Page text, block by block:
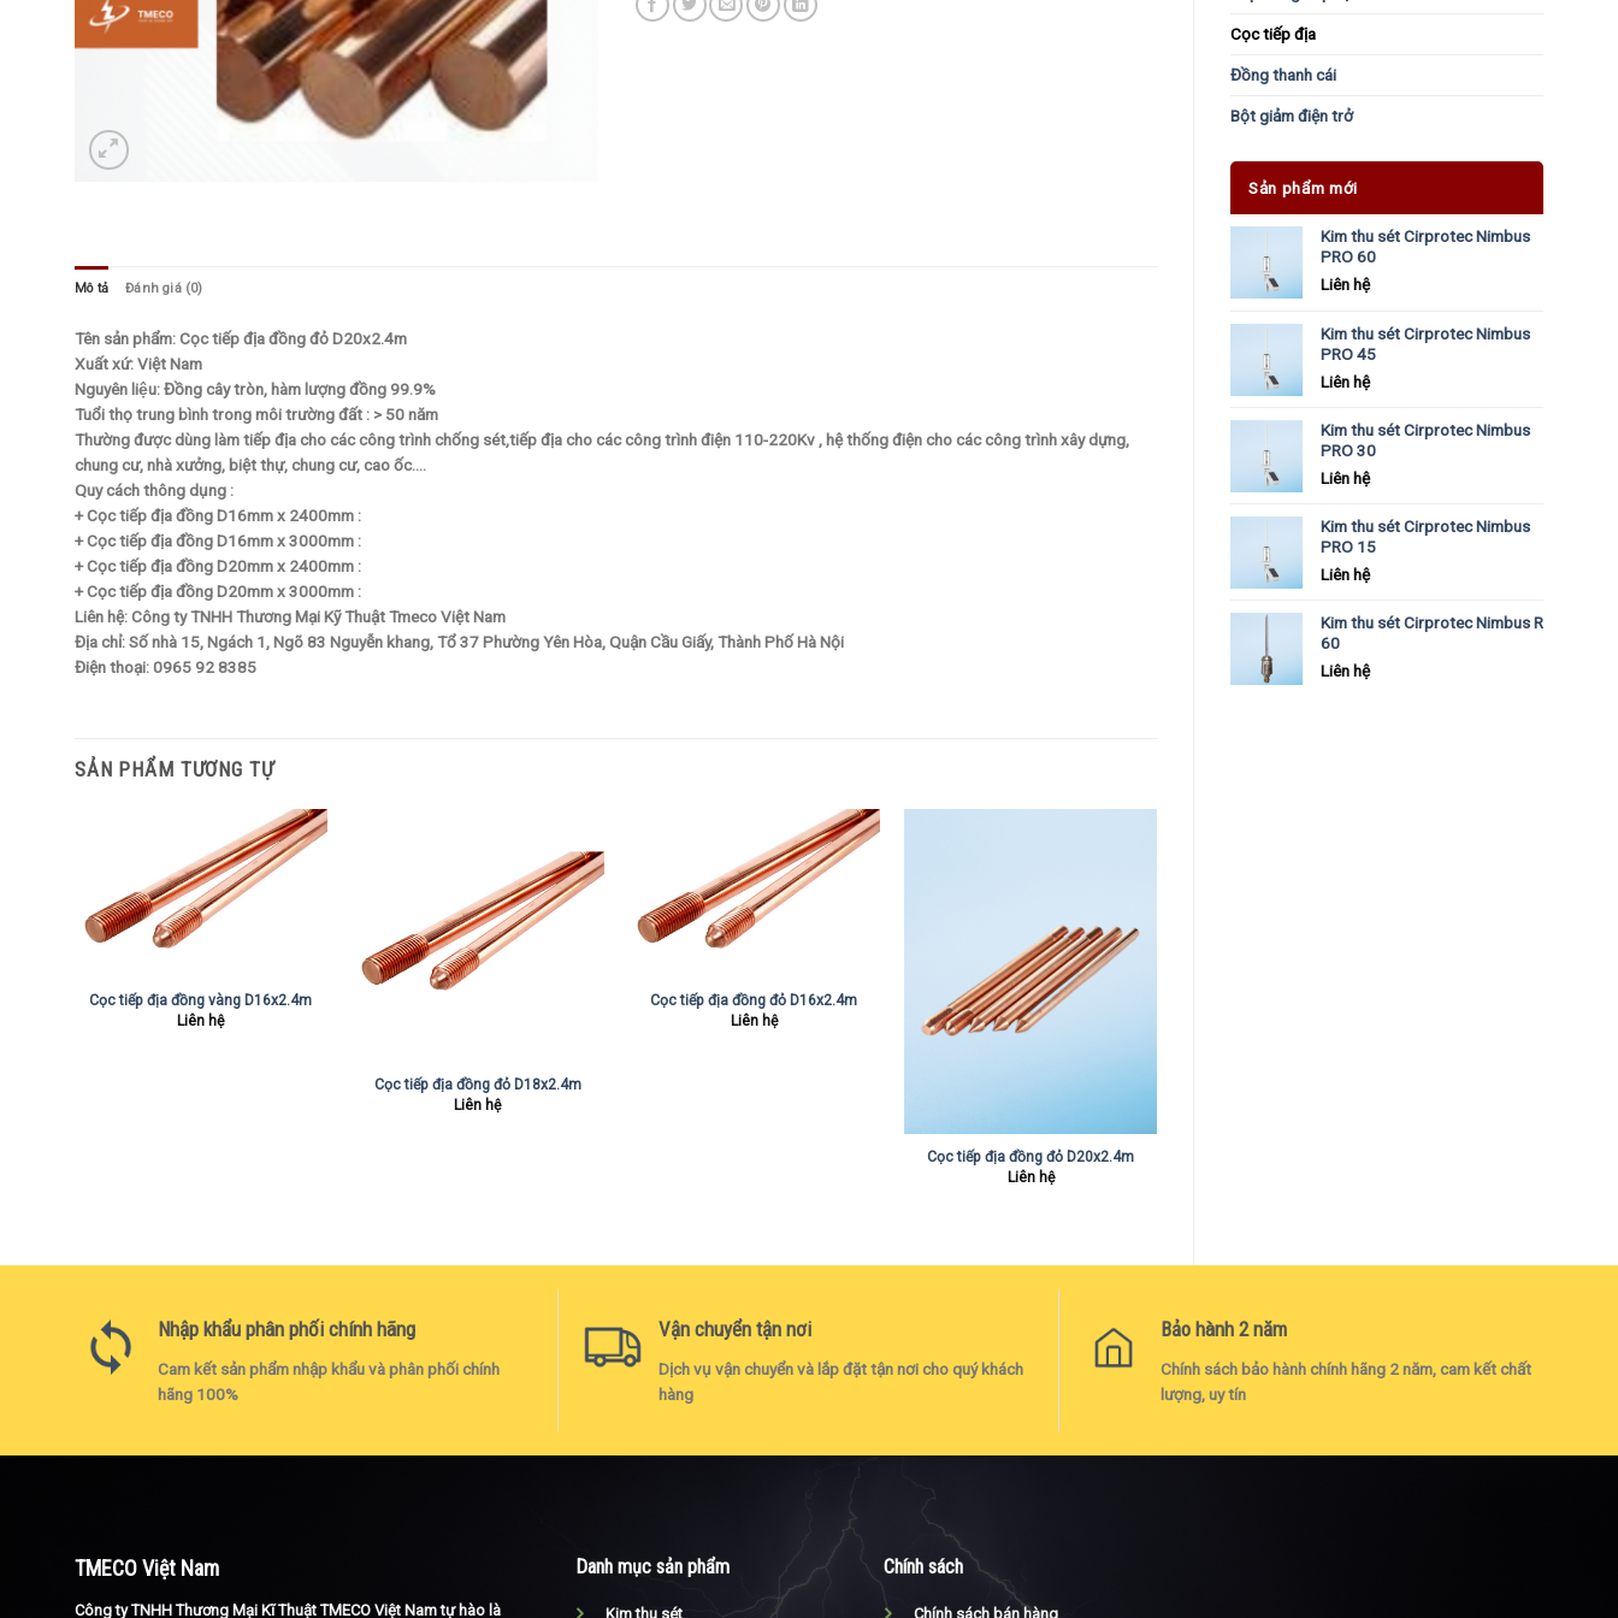
Cọc tiếp địa
Đồng thanh cái
Bột giảm điện trở
Sản phẩm mới
Kim thu sét Cirprotec Nimbus
PRO 60
Liên hệ
Kim thu sét Cirprotec Nimbus
PRO 45
Liên hệ
Kim thu sét Cirprotec Nimbus
PRO 30
Liên hệ
Kim thu sét Cirprotec Nimbus
PRO 15
Liên hệ
Kim thu sét Cirprotec Nimbus R
60
Liên hệ
Mô tả Đánh giá (0)
Tên sản phẩm: Cọc tiếp địa đồng đỏ D20x2.4m
Xuất xứ: Việt Nam
Nguyên liệu: Đồng cây tròn, hàm lượng đồng 99.9%
Tuổi thọ trung bình trong môi trường đất : > 50 năm
Thường được dùng làm tiếp địa cho các công trình chống sét,tiếp địa cho các công trình điện 110-220Kv , hệ thống điện cho các công trình xây dựng,
chung cư, nhà xưởng, biệt thự, chung cư, cao ốc….
Quy cách thông dụng :
+ Cọc tiếp địa đồng D16mm x 2400mm :
+ Cọc tiếp địa đồng D16mm x 3000mm :
+ Cọc tiếp địa đồng D20mm x 2400mm :
+ Cọc tiếp địa đồng D20mm x 3000mm :
Liên hệ: Công ty TNHH Thương Mại Kỹ Thuật Tmeco Việt Nam
Địa chỉ: Số nhà 15, Ngách 1, Ngõ 83 Nguyễn khang, Tổ 37 Phường Yên Hòa, Quận Cầu Giấy, Thành Phố Hà Nội
Điện thoại: 0965 92 8385
SẢN PHẨM TƯƠNG TỰ
Cọc tiếp địa đồng vàng D16x2.4m
Liên hệ
Cọc tiếp địa đồng đỏ D18x2.4m
Liên hệ
Cọc tiếp địa đồng đỏ D16x2.4m
Liên hệ
Cọc tiếp địa đồng đỏ D20x2.4m
Liên hệ
Nhập khẩu phân phối chính hãng
Cam kết sản phẩm nhập khẩu và phân phối chính
hãng 100%
Vận chuyển tận nơi
Dịch vụ vận chuyển và lắp đặt tận nơi cho quý khách
hàng
Bảo hành 2 năm
Chính sách bảo hành chính hãng 2 năm, cam kết chất
lượng, uy tín
TMECO Việt Nam
Công ty TNHH Thương Mại Kĩ Thuật TMECO Việt Nam tự hào là
Danh mục sản phẩm
Kim thu sét
Chính sách
Chính sách bán hàng